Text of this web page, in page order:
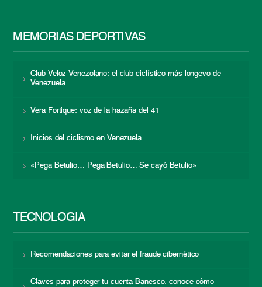
MEMORIAS DEPORTIVAS
Club Veloz Venezolano: el club ciclístico más longevo de
Venezuela
Vera Fortique: voz de la hazaña del 41
Inicios del ciclismo en Venezuela
«Pega Betulio… Pega Betulio… Se cayó Betulio»
TECNOLOGÍA
Recomendaciones para evitar el fraude cibernético
Claves para proteger tu cuenta Banesco: conoce cómo